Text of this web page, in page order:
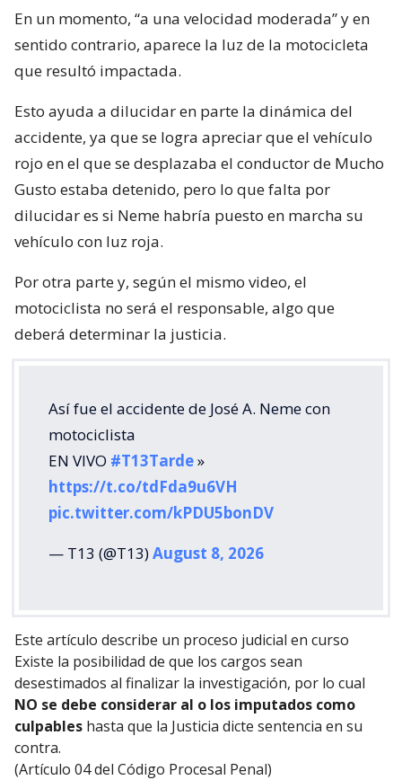
En un momento, “a una velocidad moderada” y en
sentido contrario, aparece la luz de la motocicleta
que resultó impactada.
Esto ayuda a dilucidar en parte la dinámica del
accidente, ya que se logra apreciar que el vehículo
rojo en el que se desplazaba el conductor de Mucho
Gusto estaba detenido, pero lo que falta por
dilucidar es si Neme habría puesto en marcha su
vehículo con luz roja.
Por otra parte y, según el mismo video, el
motociclista no será el responsable, algo que
deberá determinar la justicia.
Así fue el accidente de José A. Neme con
motociclista
EN VIVO #T13Tarde»
https://t.co/tdFda9u6VH
pic.twitter.com/kPDU5bonDV
— T13 (@T13)August 8, 2026
Este artículo describe un proceso judicial en curso
Existe la posibilidad de que los cargos sean
desestimados al finalizar la investigación, por lo cual
NO se debe considerar al o los imputados como
culpables hasta que la Justicia dicte sentencia en su
contra.
(Artículo 04 del Código Procesal Penal)